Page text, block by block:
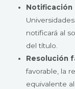
Notificación
notificará al
del título.
Resolución
favorable, la
equivalente